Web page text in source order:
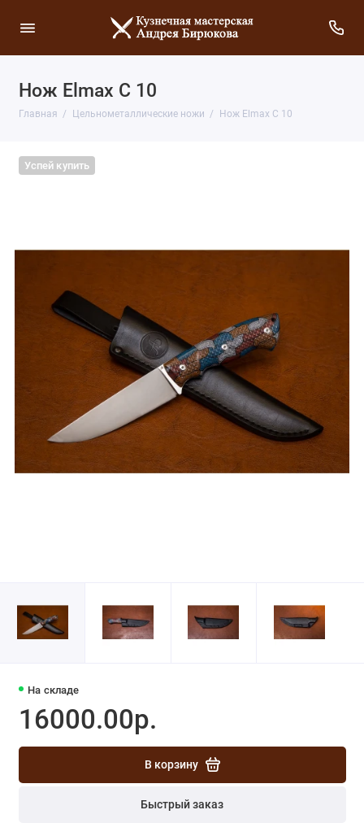
Нож Elmax С 10
Главная Цельнометаллические ножи Нож Elmax С 10
Успей купить
На складе
16000.00р.
В корзину
Быстрый заказ